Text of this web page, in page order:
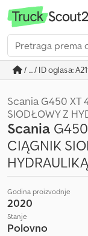
/ ... / ID oglasa:
Scania G450 XT
SIODŁOWY Z
Scania
CIĄGNIK
Godina proizvodnje
2020
Stanje
Polovno